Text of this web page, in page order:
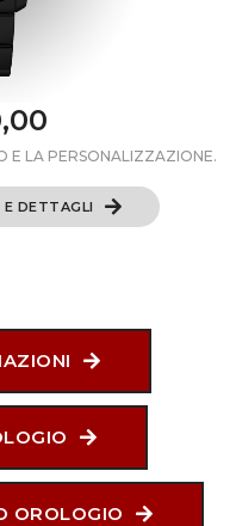
E LA PERSONALIZZAZIONE.
DETTAGLI
OROLOGIO